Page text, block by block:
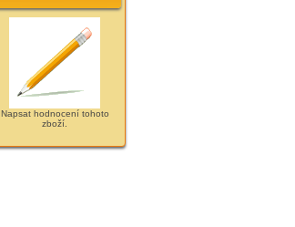
Napsat hodnocení tohoto
zboží.